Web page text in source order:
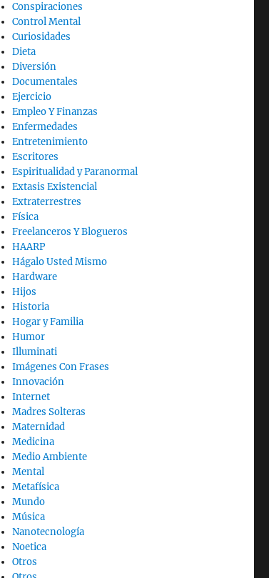
Conspiraciones
Control Mental
Curiosidades
Dieta
Diversión
Documentales
Ejercicio
Empleo Y Finanzas
Enfermedades
Entretenimiento
Escritores
Espiritualidad y Paranormal
Extasis Existencial
Extraterrestres
Física
Freelanceros Y Blogueros
HAARP
Hágalo Usted Mismo
Hardware
Hijos
Historia
Hogar y Familia
Humor
Illuminati
Imágenes Con Frases
Innovación
Internet
Madres Solteras
Maternidad
Medicina
Medio Ambiente
Mental
Metafísica
Mundo
Música
Nanotecnología
Noetica
Otros